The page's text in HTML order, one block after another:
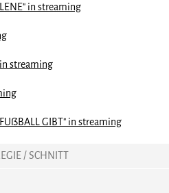
in streaming
streaming
GIBT" in streaming
/ SCHNITT